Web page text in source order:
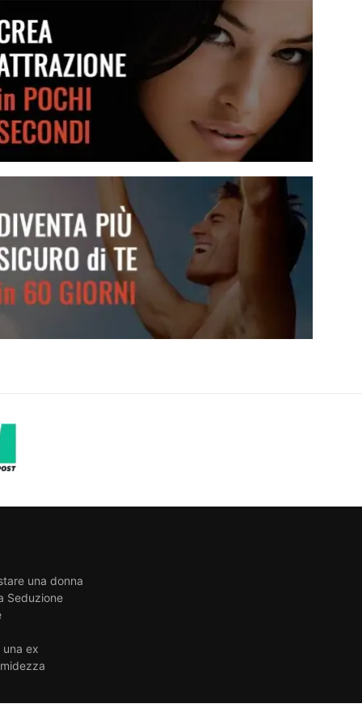
Crea attrazione in pochi secondi
una donna
Seduzione
una ex